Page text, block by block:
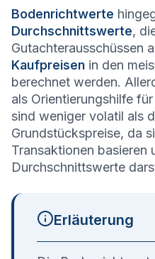
Bodenrichtwerte
Durchschnittswerte,
Gutachterausschüssen
Kaufpreisen in den
berechnet werden.
als Orientierungshilfe
sind weniger volatil als
Grundstückspreise, da
Transaktionen basieren
Durchschnittswerte
Erläuterung